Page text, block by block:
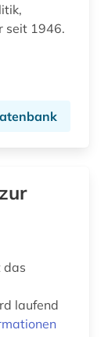
seit 1946.
das
laufend